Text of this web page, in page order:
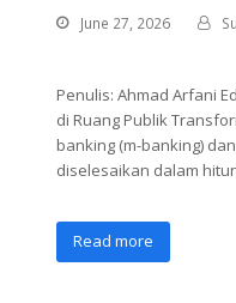
June 27, 2026
Penulis: Ahmad Arfani
di Ruang Publik
banking (m-banking)
diselesaikan dalam
Read more